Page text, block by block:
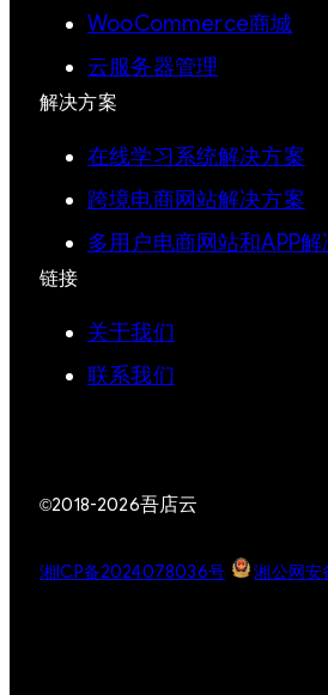
WooCommerce商城
云服务器管理
解决方案
在线学习系统解决方案
跨境电商网站解决方案
多用户电商网站和APP
链接
关于我们
联系我们
©2018-2026吾店云
湘ICP备2024078036号 湘公网